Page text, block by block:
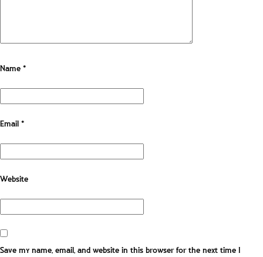
Name*
Email*
Website
Save my name, email, and website in this browser for the next time I